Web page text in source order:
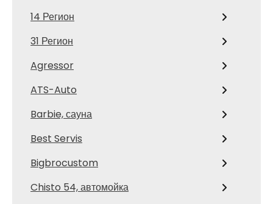
14 Регион
31 Регион
Agressor
ATS-Auto
Barbie, сауна
Best Servis
Bigbrocustom
Chisto 54, автомойка